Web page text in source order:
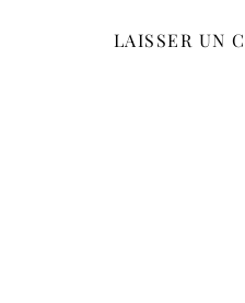
LAISSER UN